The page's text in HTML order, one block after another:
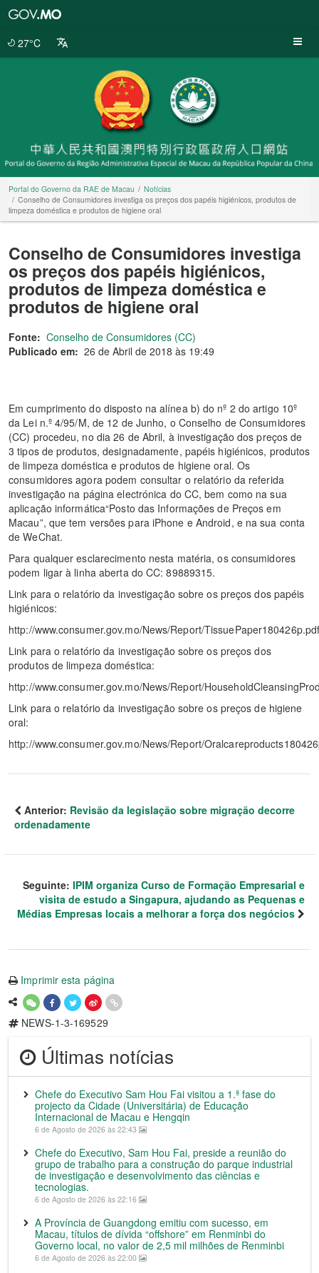
27°C
Portal do Governo da RAE de Macau
Notícias
Conselho de Consumidores investiga os preços dos papéis higiénicos, produtos de
limpeza doméstica e produtos de higiene oral
Conselho de Consumidores investiga
os preços dos papéis higiénicos,
produtos de limpeza doméstica e
produtos de higiene oral
Fonte: Conselho de Consumidores (CC)
Publicado em: 26 de Abril de 2018 às 19:49
Em cumprimento do disposto na alínea b) do nº 2 do artigo 10º
da Lei n.º 4/95/M, de 12 de Junho, o Conselho de Consumidores
(CC) procedeu, no dia 26 de Abril, à investigação dos preços de
3 tipos de produtos, designadamente, papéis higiénicos, produtos
de limpeza doméstica e produtos de higiene oral. Os
consumidores agora podem consultar o relatório da referida
investigação na página electrónica do CC, bem como na sua
aplicação informática“Posto das Informações de Preços em
Macau”, que tem versões para iPhone e Android, e na sua conta
de WeChat.
Para qualquer esclarecimento nesta matéria, os consumidores
podem ligar à linha aberta do CC: 89889315.
Link para o relatório da investigação sobre os preços dos papéis
higiénicos:
http://www.consumer.gov.mo/News/Report/
Link para o relatório da investigação sobre os preços dos
produtos de limpeza doméstica:
http://www.consumer.gov.mo/News/Report/
Link para o relatório da investigação sobre os preços de higiene
oral:
http://www.consumer.gov.mo/News/Report/
Anterior: Revisão da legislação sobre migração decorre
ordenadamente
Seguinte: IPIM organiza Curso de Formação Empresarial e
visita de estudo a Singapura, ajudando as Pequenas e
Médias Empresas locais a melhorar a força dos negócios
Imprimir esta página
NEWS-1-3-169529
Últimas notícias
Chefe do Executivo Sam Hou Fai visitou a 1.ª fase do
projecto da Cidade (Universitária) de Educação
Internacional de Macau e Hengqin
6 de Agosto de 2026 às 22:43
Chefe do Executivo, Sam Hou Fai, preside a reunião do
grupo de trabalho para a construção do parque industrial
de investigação e desenvolvimento das ciências e
tecnologias.
6 de Agosto de 2026 às 22:16
A Província de Guangdong emitiu com sucesso, em
Macau, títulos de dívida “offshore” em Renminbi do
Governo local, no valor de 2,5 mil milhões de Renminbi
6 de Agosto de 2026 às 22:00